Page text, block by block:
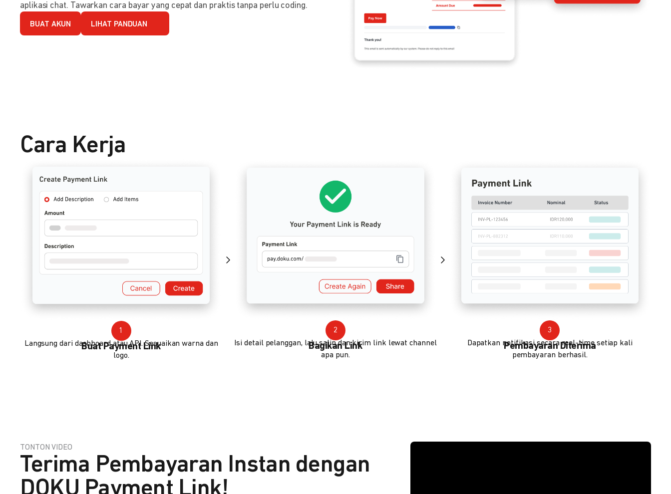
aplikasi chat. Tawarkan cara bayar yang cepat dan praktis tanpa perlu coding.
BUAT AKUN LIHAT PANDUAN
Cara Kerja
1
Buat Payment Link
Langsung dari dashboard atau API. Sesuaikan warna dan
logo.
2
Bagikan Link
Isi detail pelanggan, lalu salin dan kirim link lewat channel
apa pun.
3
Pembayaran Diterima
Dapatkan notifikasi secara real-time setiap kali
pembayaran berhasil.
TONTON VIDEO
Terima Pembayaran Instan dengan